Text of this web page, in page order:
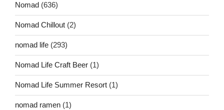
Nomad (636)
Nomad Chillout (2)
nomad life (293)
Nomad Life Craft Beer (1)
Nomad Life Summer Resort (1)
nomad ramen (1)